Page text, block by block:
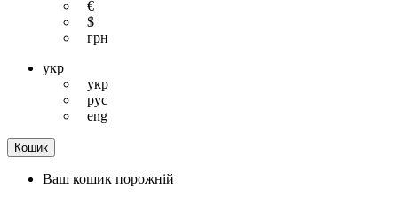
€
$
грн
укр
укр
рус
eng
Кошик
Ваш кошик порожній